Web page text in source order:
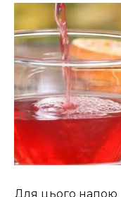
Для цього напою